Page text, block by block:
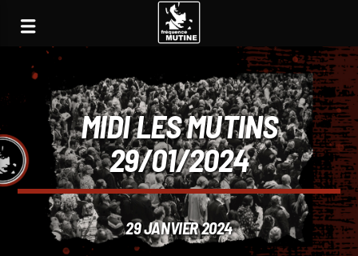
MIDI LES MUTINS
29/01/2024
29 JANVIER 2024